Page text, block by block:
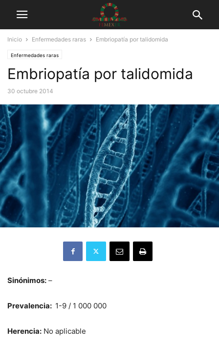
Inicio Enfermedades raras Embriopatía por talidomida
Enfermedades raras
Embriopatía por talidomida
30 octubre 2014
Sinónimos: –
Prevalencia: 1-9 / 1 000 000
Herencia: No aplicable